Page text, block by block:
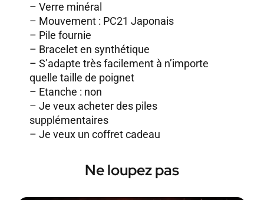
– Verre minéral
– Mouvement : PC21 Japonais
– Pile fournie
– Bracelet en synthétique
– S’adapte très facilement à n’importe
quelle taille de poignet
– Etanche : non
– Je veux acheter des piles
supplémentaires
– Je veux un coffret cadeau
Ne loupez pas